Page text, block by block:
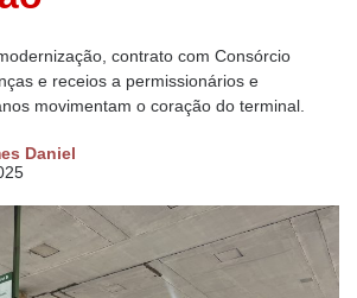
contrato com Consórcio
e receios a permissionários e
movimentam o coração do terminal.
Daniel